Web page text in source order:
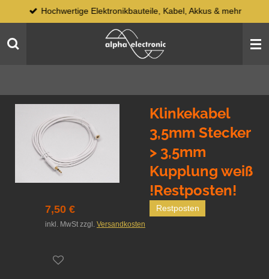
Hauptinhalt
springen
Hochwertige Elektronikbauteile, Kabel, Akkus & mehr
Klinkekabel
3,5mm Stecker
> 3,5mm
Kupplung weiß
!Restposten!
Restposten
7,50 €
inkl. MwSt zzgl. Versandkosten